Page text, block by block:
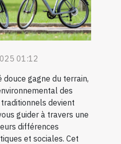
01:12
douce gagne du terrain,
des
devient
guider à travers une
différences
et sociales. Cet